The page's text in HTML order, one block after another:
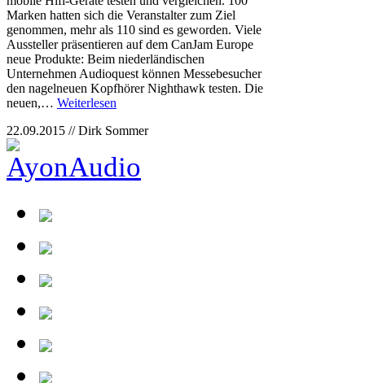
Marken hatten sich die Veranstalter zum Ziel
genommen, mehr als 110 sind es geworden. Viele
Aussteller präsentieren auf dem CanJam Europe
neue Produkte: Beim niederländischen
Unternehmen Audioquest können Messebesucher
den nagelneuen Kopfhörer Nighthawk testen. Die
neuen,… Weiterlesen
22.09.2015 // Dirk Sommer